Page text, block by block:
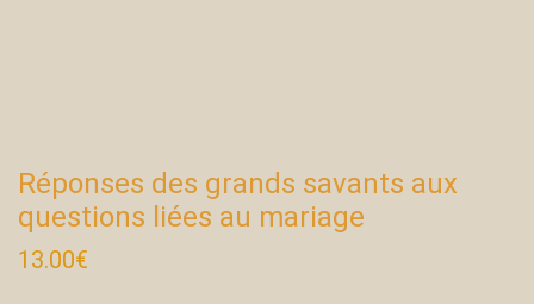
Réponses des grands savants aux
questions liées au mariage
13.00€